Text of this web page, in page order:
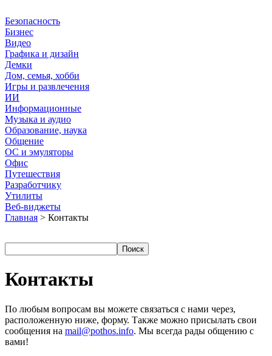
Безопасность
Бизнес
Видео
Графика и дизайн
Демки
Дом, семья, хобби
Игры и развлечения
ИИ
Информационные
Музыка и аудио
Образование, наука
Общение
ОС и эмуляторы
Офис
Путешествия
Разработчику
Утилиты
Веб-виджеты
Главная > Контакты
Контакты
По любым вопросам вы можете связаться с нами через,
расположенную ниже, форму. Также можно присылать свои
сообщения на mail@pothos.info. Мы всегда рады общению с
вами!